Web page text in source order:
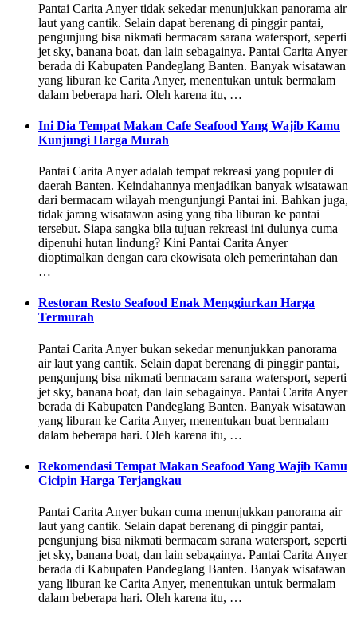
Pantai Carita Anyer tidak sekedar menunjukkan panorama air
laut yang cantik. Selain dapat berenang di pinggir pantai,
pengunjung bisa nikmati bermacam sarana watersport, seperti
jet sky, banana boat, dan lain sebagainya. Pantai Carita Anyer
berada di Kabupaten Pandeglang Banten. Banyak wisatawan
yang liburan ke Carita Anyer, menentukan untuk bermalam
dalam beberapa hari. Oleh karena itu, …
Ini Dia Tempat Makan Cafe Seafood Yang Wajib Kamu
Kunjungi Harga Murah
Pantai Carita Anyer adalah tempat rekreasi yang populer di
daerah Banten. Keindahannya menjadikan banyak wisatawan
dari bermacam wilayah mengunjungi Pantai ini. Bahkan juga,
tidak jarang wisatawan asing yang tiba liburan ke pantai
tersebut. Siapa sangka bila tujuan rekreasi ini dulunya cuma
dipenuhi hutan lindung? Kini Pantai Carita Anyer
dioptimalkan dengan cara ekowisata oleh pemerintahan dan
…
Restoran Resto Seafood Enak Menggiurkan Harga
Termurah
Pantai Carita Anyer bukan sekedar menunjukkan panorama
air laut yang cantik. Selain dapat berenang di pinggir pantai,
pengunjung bisa nikmati bermacam sarana watersport, seperti
jet sky, banana boat, dan lain sebagainya. Pantai Carita Anyer
berada di Kabupaten Pandeglang Banten. Banyak wisatawan
yang liburan ke Carita Anyer, menentukan buat bermalam
dalam beberapa hari. Oleh karena itu, …
Rekomendasi Tempat Makan Seafood Yang Wajib Kamu
Cicipin Harga Terjangkau
Pantai Carita Anyer bukan cuma menunjukkan panorama air
laut yang cantik. Selain dapat berenang di pinggir pantai,
pengunjung bisa nikmati bermacam sarana watersport, seperti
jet sky, banana boat, dan lain sebagainya. Pantai Carita Anyer
berada di Kabupaten Pandeglang Banten. Banyak wisatawan
yang liburan ke Carita Anyer, menentukan untuk bermalam
dalam beberapa hari. Oleh karena itu, …